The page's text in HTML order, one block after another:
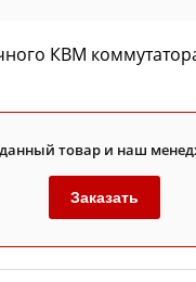
КВМ
товар и наш
Заказать